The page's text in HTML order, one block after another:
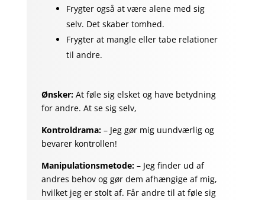
Frygter også at være alene med sig
selv. Det skaber tomhed.
Frygter at mangle eller tabe relationer
til andre.
Ønsker:At føle sig elsket og have betydning
for andre. At se sig selv,
Kontroldrama:– Jeg gør mig uundværlig og
bevarer kontrollen!
Manipulationsmetode:– Jeg finder ud af
andres behov og gør dem afhængige af mig,
hvilket jeg er stolt af. Får andre til at føle sig